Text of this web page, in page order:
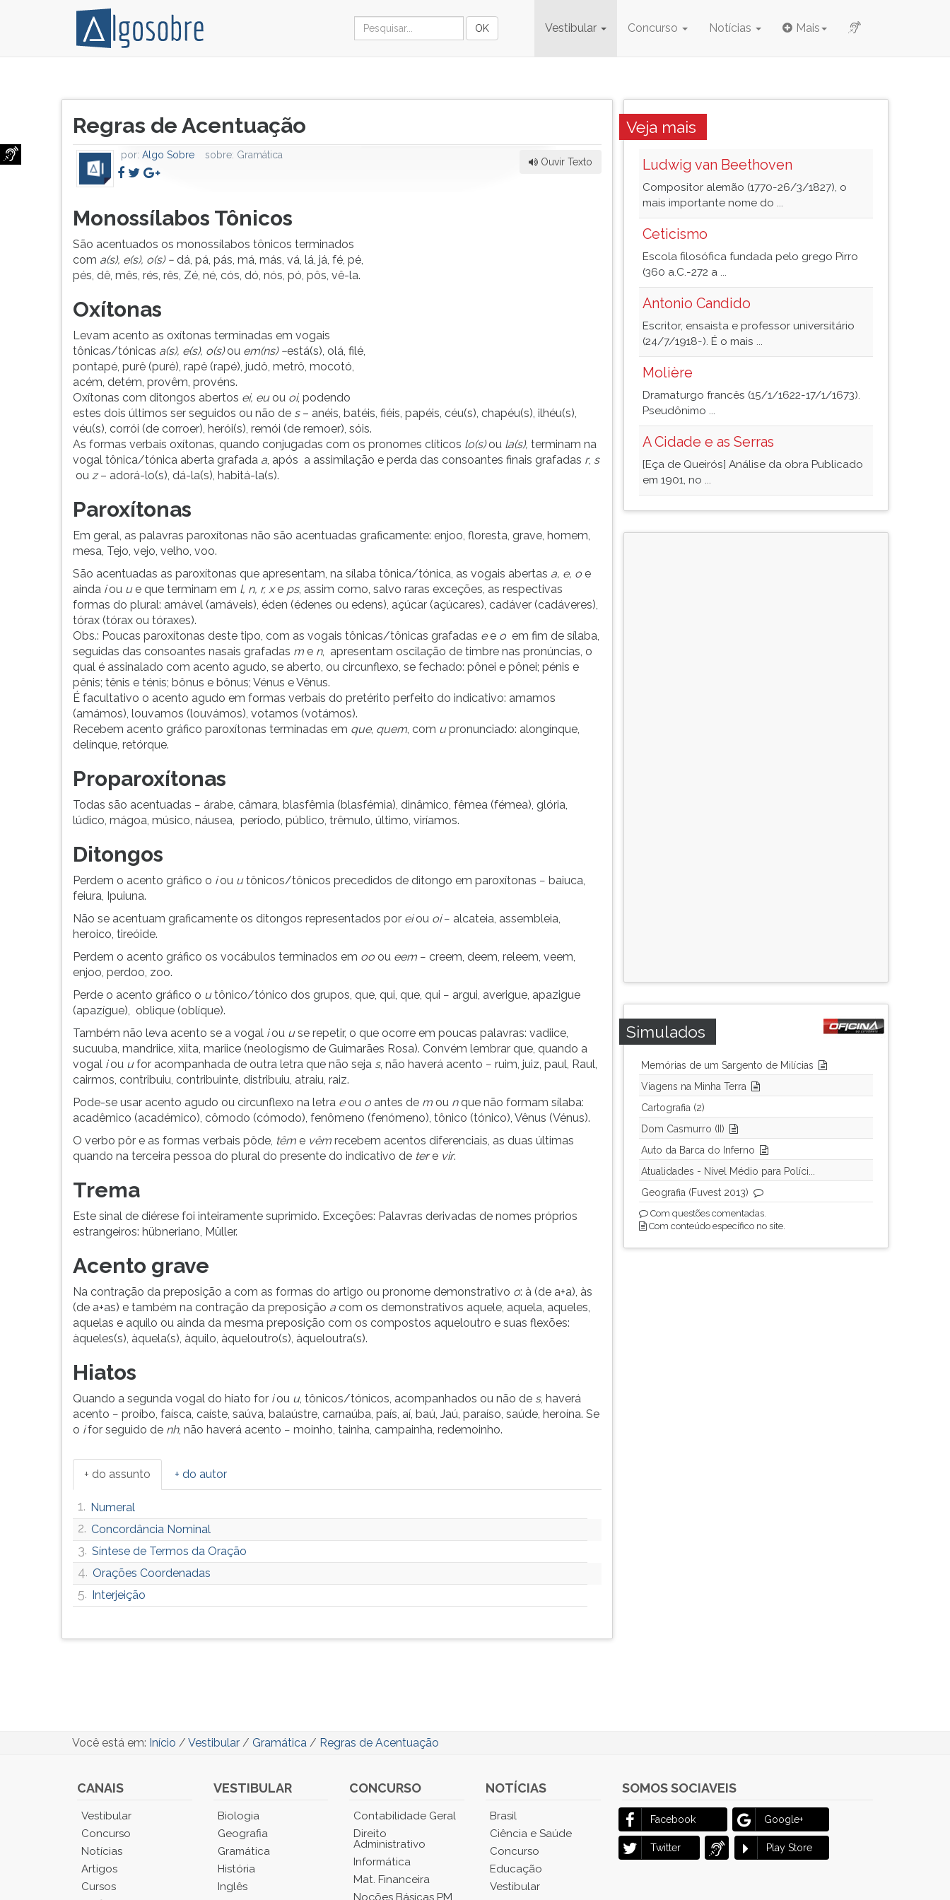
Vestibular Concurso Notícias Mais
novo
acordo
F
para
do
artigo:
Regras de Acentuação
Ouvir Texto
por: Algo Sobre sobre: Gramática
Monossílabos Tônicos
São acentuados os monossílabos tônicos terminados
com a(s), e(s), o(s) − dá, pá, pás, má, más, vá, lá, já, fé, pé,
pés, dê, mês, rés, rês, Zé, né, cós, dó, nós, pó, pôs, vê-la.
Oxítonas
Levam acento as oxítonas terminadas em vogais
tônicas/tónicas a(s), e(s), o(s)ou em(ns) −está(s), olá, filé,
pontapé, purê (puré), rapê (rapé), judô, metrô, mocotó,
acém, detém, provêm, provéns.
Oxítonas com ditongos abertos ei, eu ou oi, podendo
estes dois últimos ser seguidos ou não de s – anéis, batéis, fiéis, papéis, céu(s), chapéu(s), ilhéu(s),
véu(s), corrói (de corroer), herói(s), remói (de remoer), sóis.
As formas verbais oxítonas, quando conjugadas com os pronomes clíticos lo(s)ou la(s), terminam na
vogal tônica/tónica aberta grafada a, após a assimilação e perda das consoantes finais grafadas r, s
ou z– adorá-lo(s), dá-la(s), habitá-la(s).
Paroxítonas
Em geral, as palavras paroxítonas não são acentuadas graficamente: enjoo, floresta, grave, homem,
mesa, Tejo, vejo, velho, voo.
São acentuadas as paroxítonas que apresentam, na sílaba tônica/tónica, as vogais abertas a, e, o e
ainda iou u e que terminam em l, n, r, xe ps, assim como, salvo raras exceções, as respectivas
formas do plural: amável (amáveis), éden (édenes ou edens), açúcar (açúcares), cadáver (cadáveres),
tórax (tórax ou tóraxes).
Obs.: Poucas paroxítonas deste tipo, com as vogais tônicas/tônicas grafadas ee o em fim de sílaba,
seguidas das consoantes nasais grafadas m e n, apresentam oscilação de timbre nas pronúncias, o
qual é assinalado com acento agudo, se aberto, ou circunflexo, se fechado: pônei e pônei; pénis e
pênis; tênis e ténis; bônus e bônus; Vénus e Vênus.
É facultativo o acento agudo em formas verbais do pretérito perfeito do indicativo: amamos
(amámos), louvamos (louvámos), votamos (votámos).
Recebem acento gráfico paroxítonas terminadas em que, quem, com u pronunciado: alongínque,
delínque, retórque.
Proparoxítonas
Todas são acentuadas − árabe, câmara, blasfêmia (blasfémia), dinâmico, fêmea (fémea), glória,
lúdico, mágoa, músico, náusea, período, público, trêmulo, último, viríamos.
Ditongos
Perdem o acento gráfico o iou u tônicos/tônicos precedidos de ditongo em paroxítonas − baiuca,
feiura, Ipuiuna.
Não se acentuam graficamente os ditongos representados por eiou oi− alcateia, assembleia,
heroico, tireóide.
Perdem o acento gráfico os vocábulos terminados em oo ou eem − creem, deem, releem, veem,
enjoo, perdoo, zoo.
Perde o acento gráfico o u tônico/tónico dos grupos, que, qui, que, qui − argui, averigue, apazigue
(apazígue), oblique (oblíque).
Também não leva acento se a vogal iou u se repetir, o que ocorre em poucas palavras: vadiice,
sucuuba, mandriice, xiita, mariice (neologismo de Guimarães Rosa). Convém lembrar que, quando a
vogal iou u for acompanhada de outra letra que não seja s, não haverá acento − ruim, juiz, paul, Raul,
cairmos, contribuiu, contribuinte, distribuiu, atraiu, raiz.
Pode-se usar acento agudo ou circunflexo na letra eou o antes de m ou nque não formam sílaba:
acadêmico (académico), cômodo (cómodo), fenômeno (fenómeno), tônico (tónico), Vênus (Vénus).
O verbo pôr e as formas verbais pôde, têm e vêm recebem acentos diferenciais, as duas últimas
quando na terceira pessoa do plural do presente do indicativo de tere vir.
Trema
Este sinal de diérese foi inteiramente suprimido. Exceções: Palavras derivadas de nomes próprios
estrangeiros: hübneriano, Müller.
Acento grave
Na contração da preposição a com as formas do artigo ou pronome demonstrativo o: à (de a+a), às
(de a+as) e também na contração da preposição a com os demonstrativos aquele, aquela, aqueles,
aquelas e aquilo ou ainda da mesma preposição com os compostos aqueloutro e suas flexões:
àqueles(s), àquela(s), àquilo, àqueloutro(s), àqueloutra(s).
Hiatos
Quando a segunda vogal do hiato for iou u, tônicos/tónicos, acompanhados ou não de s, haverá
acento − proíbo, faísca, caíste, saúva, balaústre, carnaúba, país, aí, baú, Jaú, paraíso, saúde, heroína. Se
o ifor seguido de nh, não haverá acento − moinho, tainha, campainha, redemoinho.
+ do assunto + do autor
1. Numeral
2. Concordância Nominal
3. Síntese de Termos da Oração
4. Orações Coordenadas
5. Interjeição
Veja mais
Ludwig van Beethoven
Compositor alemão (1770-26/3/1827), o
mais importante nome do ...
Ceticismo
Escola filosófica fundada pelo grego Pirro
(360 a.C.-272 a ...
Antonio Candido
Escritor, ensaista e professor universitário
(24/7/1918-). É o mais ...
Molière
Dramaturgo francês (15/1/1622-17/1/1673).
Pseudônimo ...
A Cidade e as Serras
[Eça de Queirós] Análise da obra Publicado
em 1901, no ...
Simulados
Memórias de um Sargento de Milícias
Viagens na Minha Terra
Cartografia (2)
Dom Casmurro (II)
Auto da Barca do Inferno
Atualidades - Nível Médio para Políci...
Geografia (Fuvest 2013)
Com questões comentadas.
Com conteúdo específico no site.
Você está em: Início / Vestibular / Gramática / Regras de Acentuação
CANAIS
Você
está
Menu
Principal.
Pressione
Vestibular
Concurso
Notícias
Artigos
Cursos
VESTIBULAR
Biologia
Geografia
Gramática
História
Inglês
CONCURSO
Contabilidade Geral
Direito
Administrativo
Informática
Mat. Financeira
Noções Básicas PM
NOTÍCIAS
Brasil
Ciência e Saúde
Concurso
Educação
Vestibular
SOMOS SOCIAVEIS
Facebook Google+
Twitter Play Store